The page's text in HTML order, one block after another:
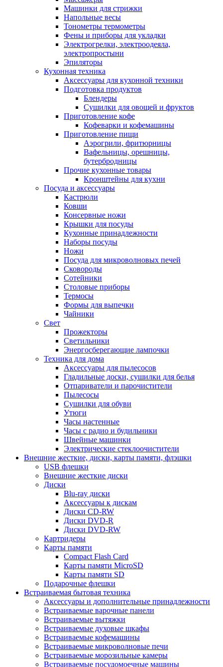
Машинки для стрижки
Напольные весы
Тонометры термометры
Фены и приборы для укладки
Электрогрелки, электроодеяла,
электропростыни
Эпиляторы
Кухонная техника
Аксессуары для кухонной техники
Подготовка продуктов
Блендеры
Сушилки для овощей и фруктов
Приготовление кофе
Кофеварки и кофемашины
Приготовление пищи
Аэрогрили, фритюрницы
Вафельницы, орешницы,
бутербродницы
Прочие кухонные товары
Кронштейны для кухни
Посуда и аксессуары
Кастрюли
Ковши
Консервные ножи
Крышки для посуды
Кухонные принадлежности
Наборы посуды
Ножи
Посуда для микроволновых печей
Сковороды
Сотейники
Столовые приборы
Термосы
Формы для выпечки
Чайники
Свет
Прожекторы
Светильники
Энергосберегающие лампочки
Техника для дома
Аксессуары для пылесосов
Гладильные доски, сушилки для белья
Отпариватели и парочистители
Пылесосы
Сушилки для обуви
Утюги
Часы настенные
Часы с радио и будильники
Швейные машинки
Электрические стеклоочистители
Внешние жесткие, диски, карты памяти, флэшки
USB флешки
Внешние жесткие диски
Диски
Blu-ray диски
Аксессуары к дискам
Диски CD-RW
Диски DVD-R
Диски DVD-RW
Картридеры
Карты памяти
Compact Flash Card
Карты памяти MicroSD
Карты памяти SD
Подарочные флешки
Встраиваемая бытовая техника
Аксессуары и дополнительные принадлежности
Встраиваемые варочные панели
Встраиваемые вытяжки
Встраиваемые духовые шкафы
Встраиваемые кофемашины
Встраиваемые микроволновые печи
Встраиваемые морозильные камеры
Встраиваемые посудомоечные машины